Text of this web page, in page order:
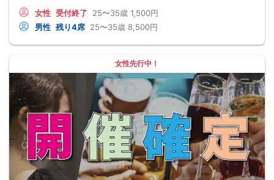
女性 受付終了 25〜35歳 1,500円
男性 残り4席 25〜35歳 8,500円
女性先行中！